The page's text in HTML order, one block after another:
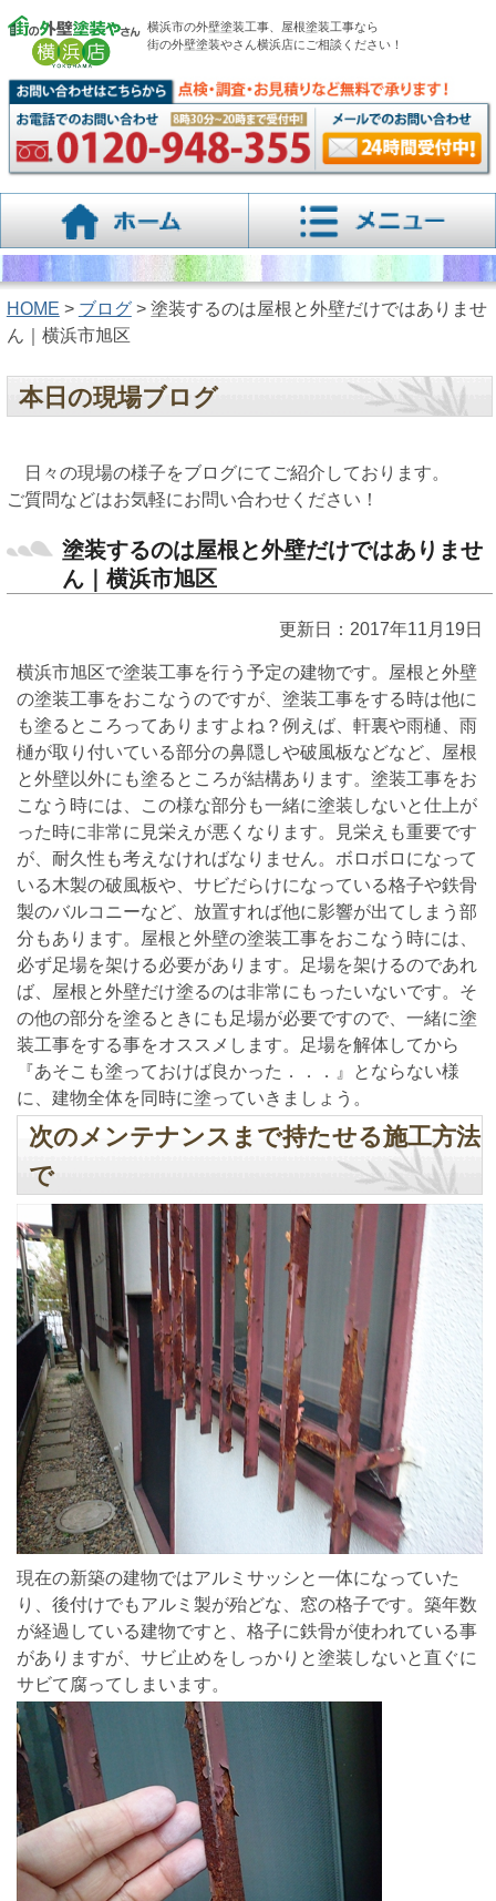
横浜市の外壁塗装工事、屋根塗装工事なら
街の外壁塗装やさん横浜店にご相談ください！
HOME > ブログ> 塗装するのは屋根と外壁だけではありませ
ん｜横浜市旭区
本日の現場ブログ
日々の現場の様子をブログにてご紹介しております。
ご質問などはお気軽にお問い合わせください！
塗装するのは屋根と外壁だけではありませ
ん｜横浜市旭区
更新日：2017年11月19日
横浜市旭区で塗装工事を行う予定の建物です。屋根と外壁
の塗装工事をおこなうのですが、塗装工事をする時は他に
も塗るところってありますよね？例えば、軒裏や雨樋、雨
樋が取り付いている部分の鼻隠しや破風板などなど、屋根
と外壁以外にも塗るところが結構あります。塗装工事をお
こなう時には、この様な部分も一緒に塗装しないと仕上が
った時に非常に見栄えが悪くなります。見栄えも重要です
が、耐久性も考えなければなりません。ボロボロになって
いる木製の破風板や、サビだらけになっている格子や鉄骨
製のバルコニーなど、放置すれば他に影響が出てしまう部
分もあります。屋根と外壁の塗装工事をおこなう時には、
必ず足場を架ける必要があります。足場を架けるのであれ
ば、屋根と外壁だけ塗るのは非常にもったいないです。そ
の他の部分を塗るときにも足場が必要ですので、一緒に塗
装工事をする事をオススメします。足場を解体してから
『あそこも塗っておけば良かった．．．』とならない様
に、建物全体を同時に塗っていきましょう。
次のメンテナンスまで持たせる施工方法
で
現在の新築の建物ではアルミサッシと一体になっていた
り、後付けでもアルミ製が殆どな、窓の格子です。築年数
が経過している建物ですと、格子に鉄骨が使われている事
がありますが、サビ止めをしっかりと塗装しないと直ぐに
サビて腐ってしまいます。